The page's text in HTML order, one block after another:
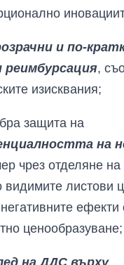
и по-
реимбурсация,
изисквания;
защита на
на
чрез отделяне на
видимите листови
ценообразуване;
на ДДС върху